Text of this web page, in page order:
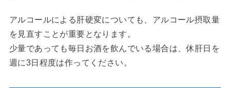
アルコールによる肝硬変についても、アルコール摂取量
を見直すことが重要となります。
少量であっても毎日お酒を飲んでいる場合は、休肝日を
週に3日程度は作ってください。